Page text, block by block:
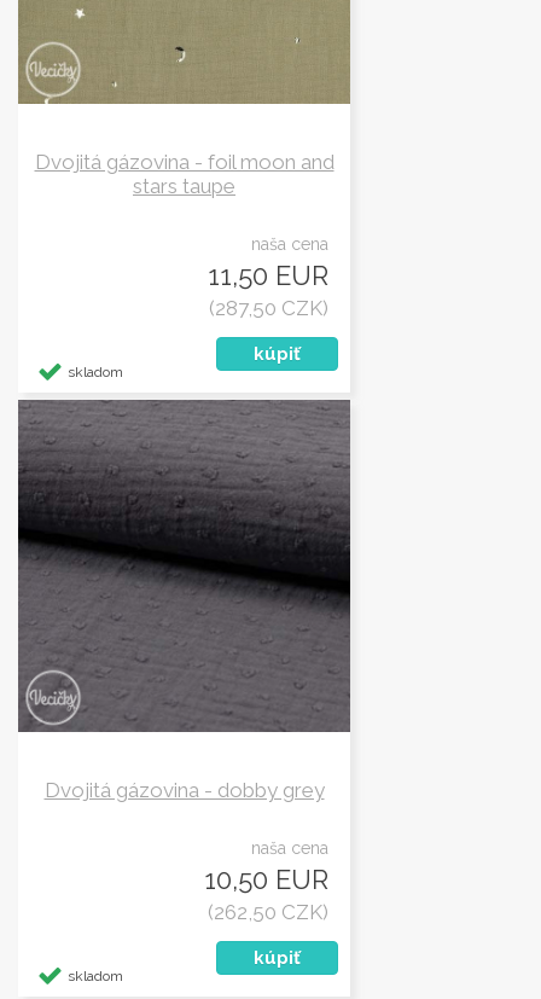
Dvojitá gázovina - foil moon and
stars taupe
naša cena
11,50 EUR
(287,50 CZK)
skladom
Dvojitá gázovina - dobby grey
naša cena
10,50 EUR
(262,50 CZK)
skladom